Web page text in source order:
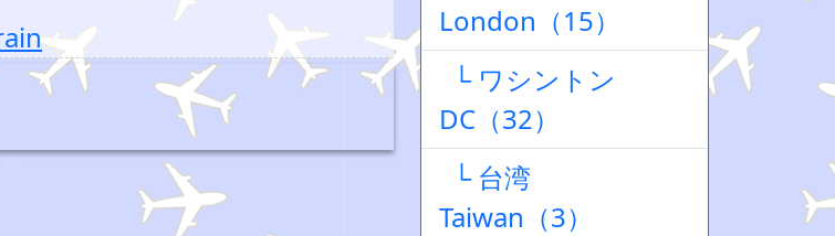
London（15）
└ ワシントン
DC（32）
└ 台湾
Taiwan（3）